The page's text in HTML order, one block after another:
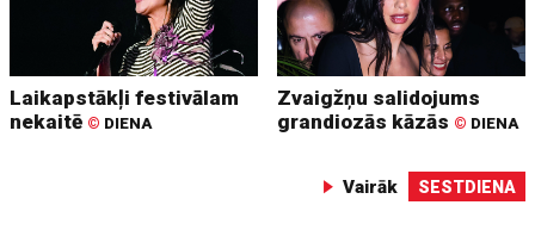
Laikapstākļi festivālam
nekaitē © DIENA
Zvaigžņu salidojums
grandiozās kāzās © DIENA
Vairāk SESTDIENA